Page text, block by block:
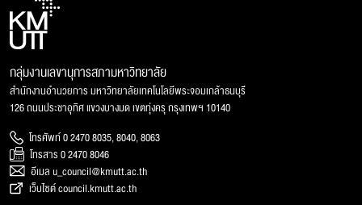
กลุ่มงานเลขานุการสภามหาวิทยาลัย
สำนักงานอำนวยการ มหาวิทยาลัยเทคโนโลยีพระจอมเกล้าธนบุรี
126 ถนนประชาอุทิศ แขวงบางมด เขตทุ่งครุ กรุงเทพฯ 10140
โทรศัพท์ 0 2470 8035, 8040, 8063
โทรสาร 0 2470 8046
อีเมล u_council@kmutt.ac.th
เว็บไซต์ council.kmutt.ac.th